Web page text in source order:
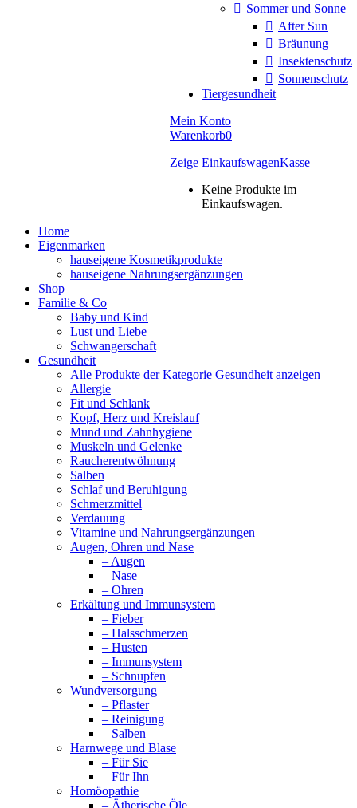
Sommer und Sonne
After Sun
Bräunung
Insektenschutz
Sonnenschutz
Tiergesundheit
Mein Konto
Warenkorb0
Zeige EinkaufswagenKasse
Keine Produkte im
Einkaufswagen.
Home
Eigenmarken
hauseigene Kosmetikprodukte
hauseigene Nahrungsergänzungen
Shop
Familie & Co
Baby und Kind
Lust und Liebe
Schwangerschaft
Gesundheit
Alle Produkte der Kategorie Gesundheit anzeigen
Allergie
Fit und Schlank
Kopf, Herz und Kreislauf
Mund und Zahnhygiene
Muskeln und Gelenke
Raucherentwöhnung
Salben
Schlaf und Beruhigung
Schmerzmittel
Verdauung
Vitamine und Nahrungsergänzungen
Augen, Ohren und Nase
– Augen
– Nase
– Ohren
Erkältung und Immunsystem
– Fieber
– Halsschmerzen
– Husten
– Immunsystem
– Schnupfen
Wundversorgung
– Pflaster
– Reinigung
– Salben
Harnwege und Blase
– Für Sie
– Für Ihn
Homöopathie
– Ätherische Öle